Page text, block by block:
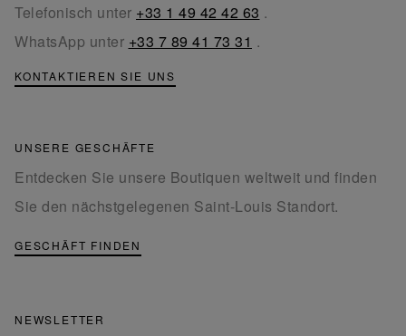
Telefonisch unter +33 1 49 42 42 63 .
WhatsApp unter +33 7 89 41 73 31 .
KONTAKTIEREN SIE UNS
UNSERE GESCHÄFTE
Entdecken Sie unsere Boutiquen weltweit und finden
Sie den nächstgelegenen Saint-Louis Standort.
GESCHÄFT FINDEN
NEWSLETTER